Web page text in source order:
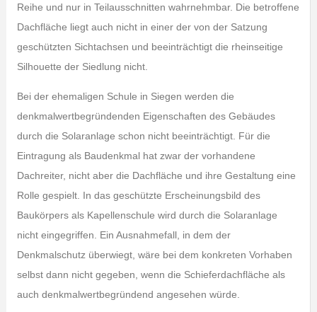
Reihe und nur in Teilausschnitten wahrnehmbar. Die betroffene
Dachfläche liegt auch nicht in einer der von der Satzung
geschützten Sichtachsen und beeinträchtigt die rheinseitige
Silhouette der Siedlung nicht.
Bei der ehemaligen Schule in Siegen werden die
denkmalwertbegründenden Eigenschaften des Gebäudes
durch die Solaranlage schon nicht beeinträchtigt. Für die
Eintragung als Baudenkmal hat zwar der vorhandene
Dachreiter, nicht aber die Dachfläche und ihre Gestaltung eine
Rolle gespielt. In das geschützte Erscheinungsbild des
Baukörpers als Kapellenschule wird durch die Solaranlage
nicht eingegriffen. Ein Ausnahmefall, in dem der
Denkmalschutz überwiegt, wäre bei dem konkreten Vorhaben
selbst dann nicht gegeben, wenn die Schieferdachfläche als
auch denkmalwertbegründend angesehen würde.